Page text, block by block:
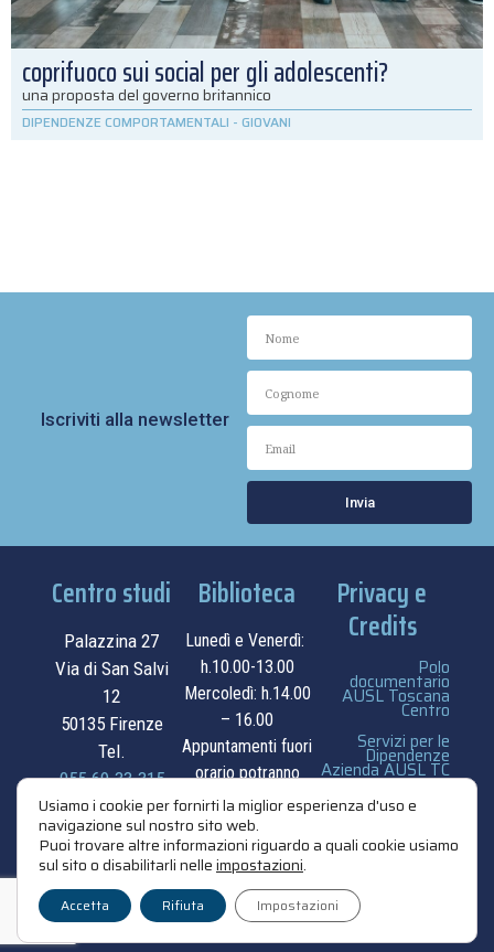
coprifuoco sui social per gli adolescenti?
una proposta del governo britannico
DIPENDENZE COMPORTAMENTALI - GIOVANI
Iscriviti alla newsletter
Invia
Centro studi
Palazzina 27
Via di San Salvi
12
50135 Firenze
Tel.
055.69.33.315
contatti
Biblioteca
Lunedì e Venerdì:
h.10.00-13.00
Mercoledì: h.14.00
– 16.00
Appuntamenti fuori
orario potranno
essere
concordati su
appuntamento.
contatti
Privacy e
Credits
Polo
documentario
AUSL Toscana
Centro
Servizi per le
Dipendenze
Azienda AUSL TC
privacy e cookie
Usiamo i cookie per fornirti la miglior esperienza d'uso e
navigazione sul nostro sito web.
Puoi trovare altre informazioni riguardo a quali cookie usiamo
sul sito o disabilitarli nelleimpostazioni.
Accetta Rifiuta Impostazioni